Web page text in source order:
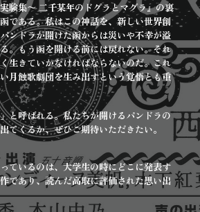
験集〜 二千某年のドグラとマグラ』の裏
である。私はこの神話を、新しい世界創
ンドラが開けた函からは災いや不幸が溢
。もう函を開ける前には戻れない。それ
生きていかなければならないのだ。これ
月蝕歌劇団を生み出すという覚悟とも重
と呼ばれる。私たちが開けるパンドラの
てくるか、ぜひご期待いただきたい。
ているのは、大学生の時にどこに発表す
であり、読んだ高取に評価された思い出